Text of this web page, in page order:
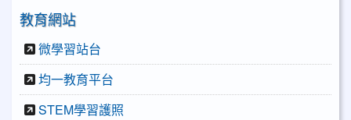
教育網站
微學習站台
均一教育平台
STEM學習護照